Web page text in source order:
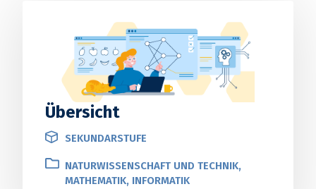
Übersicht
SEKUNDARSTUFE
NATURWISSENSCHAFT UND TECHNIK,
MATHEMATIK, INFORMATIK